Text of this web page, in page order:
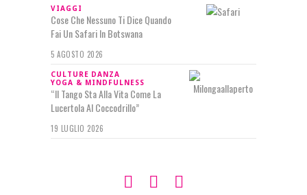
VIAGGI
Cose Che Nessuno Ti Dice Quando
Fai Un Safari In Botswana
5 AGOSTO 2026
CULTURE DANZA
YOGA & MINDFULNESS
“Il Tango Sta Alla Vita Come La
Lucertola Al Coccodrillo”
19 LUGLIO 2026